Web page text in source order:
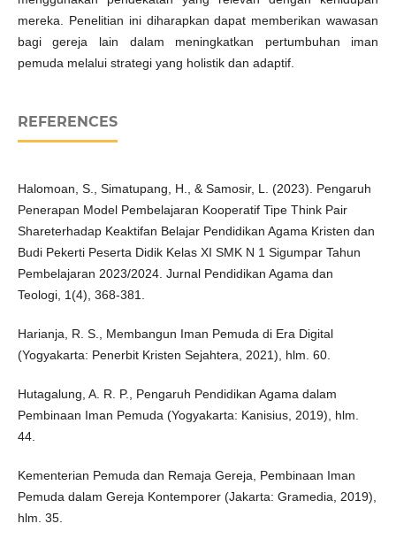
mereka. Penelitian ini diharapkan dapat memberikan wawasan
bagi gereja lain dalam meningkatkan pertumbuhan iman
pemuda melalui strategi yang holistik dan adaptif.
REFERENCES
Halomoan, S., Simatupang, H., & Samosir, L. (2023). Pengaruh
Penerapan Model Pembelajaran Kooperatif Tipe Think Pair
Shareterhadap Keaktifan Belajar Pendidikan Agama Kristen dan
Budi Pekerti Peserta Didik Kelas XI SMK N 1 Sigumpar Tahun
Pembelajaran 2023/2024. Jurnal Pendidikan Agama dan
Teologi, 1(4), 368-381.
Harianja, R. S., Membangun Iman Pemuda di Era Digital
(Yogyakarta: Penerbit Kristen Sejahtera, 2021), hlm. 60.
Hutagalung, A. R. P., Pengaruh Pendidikan Agama dalam
Pembinaan Iman Pemuda (Yogyakarta: Kanisius, 2019), hlm.
44.
Kementerian Pemuda dan Remaja Gereja, Pembinaan Iman
Pemuda dalam Gereja Kontemporer (Jakarta: Gramedia, 2019),
hlm. 35.